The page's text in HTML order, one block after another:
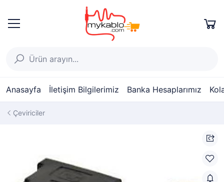
Anasayfa İletişim Bilgilerimiz Banka Hesaplarımız
Çeviriciler